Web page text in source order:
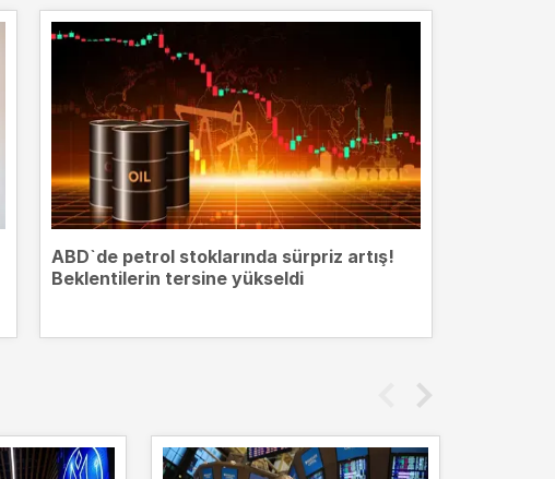
ABD`de petrol stoklarında sürpriz artış!
Beklentilerin tersine yükseldi